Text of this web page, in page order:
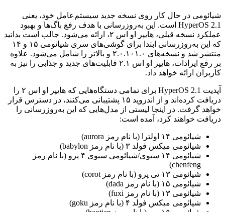
شیائومی در حال کار روی نسخه جدید سیستم‌عامل خود، یعنی
HyperOS 2.1 است. این به‌روزرسانی با هدف رفع باگ‌ها و بهبود
عملکرد نسخه قبلی، هایپر او اس ۲، ارائه می‌شود. جالب است بدانید
که این به‌روزرسانی ابتدا برای گوشی‌های سری شیائومی ۱۵ و ۱۴
منتشر شد و نسخه‌های ۲.۰.۱۰۱.۰ و بالاتر را شامل می‌شود. علاوه
بر رفع ایرادات، هایپر او اس ۲.۱ قابلیت‌های جدید و جذابی را نیز به
کاربران ارائه خواهد داد.
آپدیت HyperOS 2.1 برای تمامی دستگاه‌هایی که هایپر او اس ۲ را
دریافت کرده‌اند و از اندروید ۱۵ پشتیبانی می‌کنند، در دسترس قرار
خواهد گرفت. در اینجا لیستی از مدل‌هایی که این به‌روزرسانی را
دریافت خواهند کرد، آمده است:
شیائومی ۱۴ اولترا (با نام رمز aurora)
شیائومی میکس فولد ۳ (با نام رمز babylon)
شیائومی ۱۴ سیوی/شیائومی سیوی ۴ پرو (با نام رمز
chenfeng)
شیائومی ۱۳ تی پرو (با نام رمز corot)
شیائومی ۱۵ (با نام رمز dada)
شیائومی ۱۳ (با نام رمز fuxi)
شیائومی میکس فولد ۴ (با نام رمز goku)